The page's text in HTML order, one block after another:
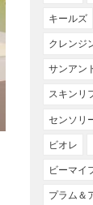
キールズ
クレンジ
サンアン
スキンリ
センソリ
ビオレ
ビーマイ
プラム＆